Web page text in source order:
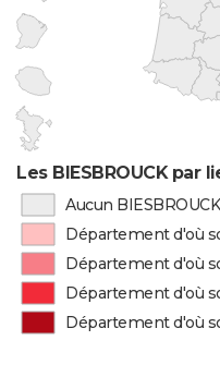
Les BIESBROUCK par
Aucun
Département d'où
Département d'où
Département d'où
Département d'où